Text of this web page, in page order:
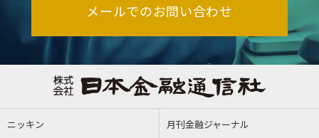
メールでのお問い合わせ
ニッキン 月刊金融ジャーナル